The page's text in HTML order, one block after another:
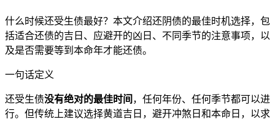
什么时候还受生债最好？本文介绍还阴债的最佳时机选择，包
括适合还债的吉日、应避开的凶日、不同季节的注意事项，以
及是否需要等到本命年才能还债。
一句话定义
还受生债没有绝对的最佳时间 ，任何年份、任何季节都可以进
行。但传统上建议选择黄道吉日，避开冲煞日和本命日，以求